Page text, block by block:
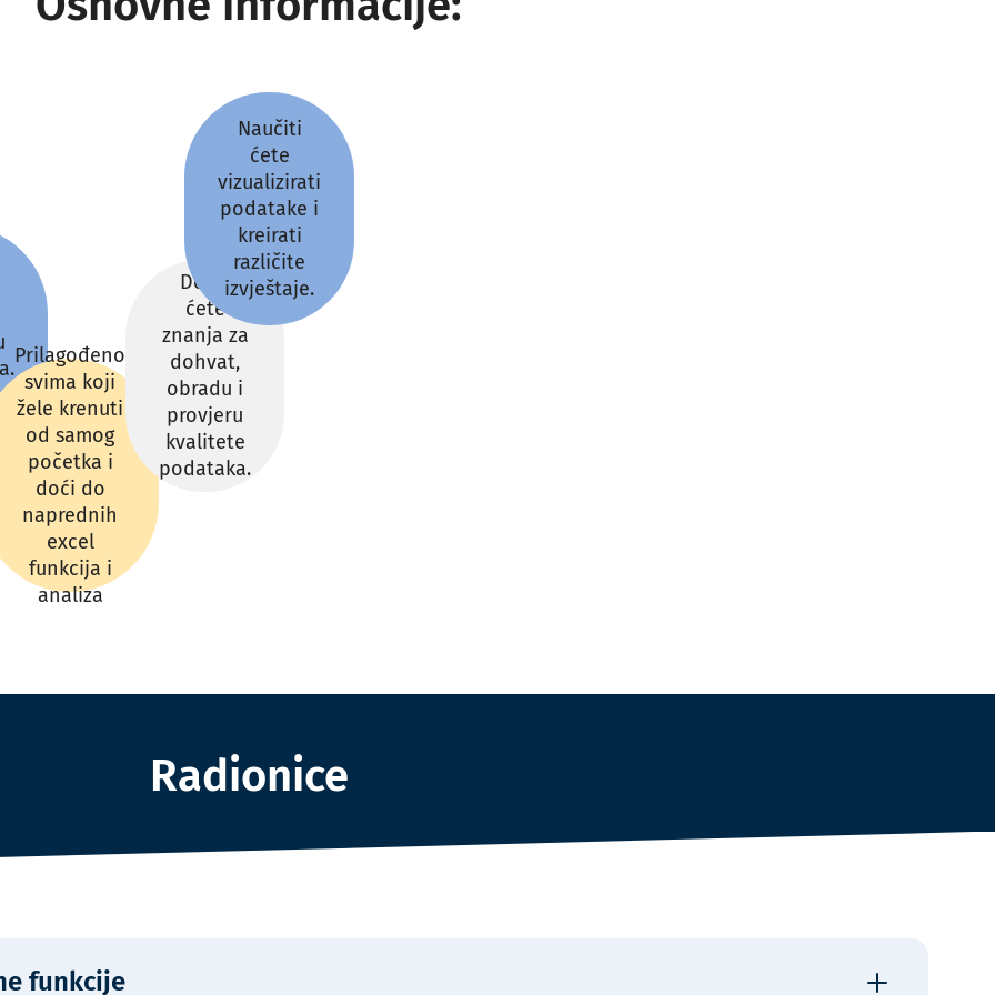
Prilagođeno
svima koji
žele krenuti
od samog
početka i
doći do
naprednih
excel
funkcija i
analiza
Dobit
ćete
znanja za
dohvat,
obradu i
provjeru
kvalitete
podataka.
Naučiti
ćete
vizualizirati
podatake i
kreirati
različite
izvještaje.
Radionice
funkcije